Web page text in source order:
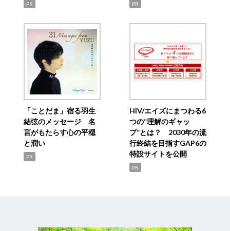
PR PR
「ことだま」宿る羽生
結弦のメッセージ 名
言がもたらす心の平穏
と潤い
PR
HIV/エイズにまつわる6
つの“理解のギャッ
プ”とは？ 2030年の流
行終結を目指すGAP6の
特設サイトを公開
PR